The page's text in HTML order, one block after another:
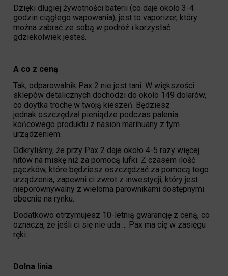
Dzięki długiej żywotności baterii (co daje około 3-4
godzin ciągłego wapowania), jest to vaporizer, który
można zabrać ze sobą w podróż i korzystać
gdziekolwiek jesteś.
A co z ceną
Tak, odparowalnik Pax 2 nie jest tani. W większości
sklepów detalicznych dochodzi do około 149 dolarów,
co doytka trochę w twoją kieszeń. Będziesz
jednak oszczędzał pieniądze podczas palenia
końcowego produktu z nasion marihuany z tym
urządzeniem.
Odkryliśmy, że przy Pax 2 daje około 4-5 razy więcej
hitów na miskę niż za pomocą lufki. Z czasem ilość
pączków, które będziesz oszczędzać za pomocą tego
urządzenia, zapewni ci zwrot z inwestycji, który jest
nieporównywalny z wieloma parownikami dostępnymi
obecnie na rynku.
Dodatkowo otrzymujesz 10-letnią gwarancję z ceną, co
oznacza, że jeśli ci się nie uda ... Pax ma cię w zasięgu
ręki.
Dolna linia